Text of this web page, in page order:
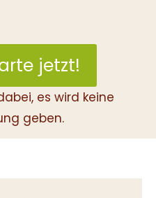
jetzt!
es wird keine
geben.